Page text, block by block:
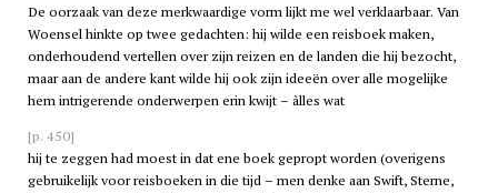
De oorzaak van deze merkwaardige vorm lijkt me wel verklaarbaar. Van
Woensel hinkte op twee gedachten: hij wilde een reisboek maken,
onderhoudend vertellen over zijn reizen en de landen die hij bezocht,
maar aan de andere kant wilde hij ook zijn ideeën over alle mogelijke
hem intrigerende onderwerpen erin kwijt – àlles wat
[p. 450]
hij te zeggen had moest in dat ene boek gepropt worden (overigens
gebruikelijk voor reisboeken in die tijd – men denke aan Swift, Sterne,